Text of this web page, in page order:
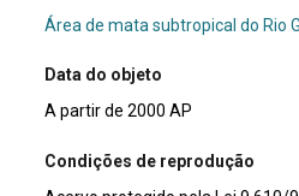
Área de mata subtropical do Rio
Data do objeto
A partir de 2000 AP
Condições de reprodução